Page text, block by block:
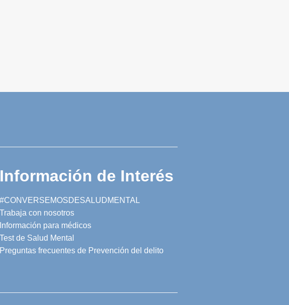
Información de Interés
#CONVERSEMOSDESALUDMENTAL
Trabaja con nosotros
Información para médicos
Test de Salud Mental
Preguntas frecuentes de Prevención del delito